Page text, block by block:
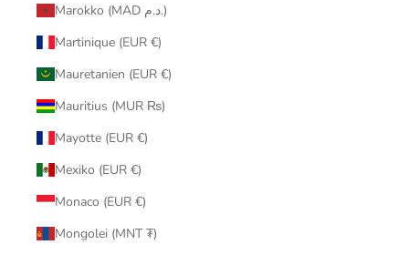
Marokko (MAD د.م.)
Martinique (EUR €)
Mauretanien (EUR €)
Mauritius (MUR ₨)
Mayotte (EUR €)
Mexiko (EUR €)
Monaco (EUR €)
Mongolei (MNT ₮)